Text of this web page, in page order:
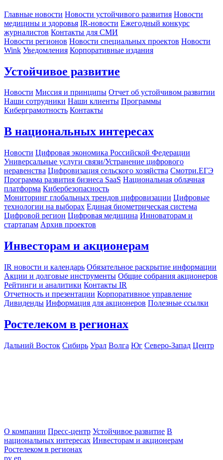
Главные новости Новости устойчивого развития Новости
медицины и здоровья IR-новости Ежегодный конкурс
журналистов Контакты для СМИ
Новости регионов Новости специальных проектов Новости
Wink Уведомления Корпоративные издания
Устойчивое развитие
Новости Миссия и принципы Отчет об устойчивом развитии
Наши сотрудники Наши клиенты Программы
Киберграмотность Контакты
В национальных интересах
Новости Цифровая экономика Российской Федерации
Универсальные услуги связи/Устранение цифрового
неравенства Цифровизация сельского хозяйства Смотри.ЕГЭ
Программа развития бизнеса SaaS Национальная облачная
платформа Кибербезопасность
Мониторинг глобальных трендов цифровизации Цифровые
технологии на выборах Единая биометрическая система
Цифровой регион Цифровая медицина Инноваторам и
стартапам Архив проектов
Инвесторам и акционерам
IR новости и календарь Обязательное раскрытие информации
Акции и долговые инструменты Общие собрания акционеров
Рейтинги и аналитики Контакты IR
Отчетность и презентации Корпоративное управление
Дивиденды Информация для акционеров Полезные ссылки
Ростелеком в регионах
Дальний Восток Сибирь Урал Волга Юг Северо-Запад Центр
О компании Пресс-центр Устойчивое развитие В
национальных интересах Инвесторам и акционерам
Ростелеком в регионах
ру en